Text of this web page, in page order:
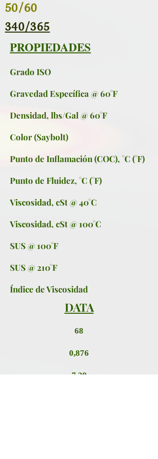
50/60
340/365
PROPIEDADES
Grado ISO
Gravedad Específica @ 60°F
Densidad, lbs/Gal @ 60°F
Color (Saybolt)
Punto de Inflamación (COC), °C (°F)
Punto de Fluidez, °C (°F)
Viscosidad, cSt @ 40°C
Viscosidad, cSt @ 100°C
SUS @ 100°F
SUS @ 210°F
Índice de Viscosidad
DATA
68
0,876
7,29